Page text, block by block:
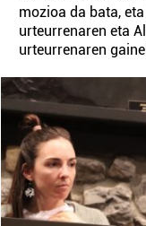
mozioa da bata,
urteurrenaren eta
urteurrenaren